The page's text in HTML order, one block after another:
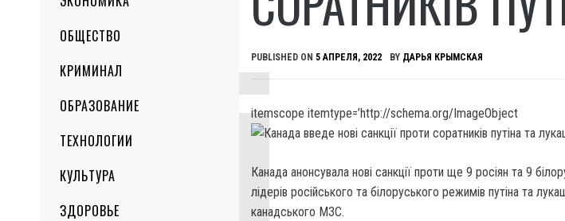
ОБЩЕСТВО
КРИМИНАЛ
ОБРАЗОВАНИЕ
ТЕХНОЛОГИИ
КУЛЬТУРА
ЗДОРОВЬЕ
PUBLISHED ON 5 АПРЕЛЯ, 2022 BY ДАРЬЯ КРЫМСКАЯ
itemscope itemtype=’http://schema.org/ImageObject
Канада анонсувала нові санкції проти ще 9 росіян та 9
лідерів російського та білоруського режимів путіна та
канадського МЗС.